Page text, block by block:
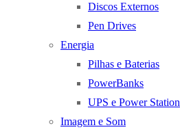
Discos Externos
Pen Drives
Energia
Pilhas e Baterias
PowerBanks
UPS e Power Station
Imagem e Som